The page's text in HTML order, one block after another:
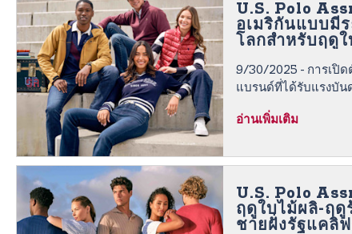
U.S. Polo
อเมริกันแบบมี
โลกสำหรับฤดู
9/30/2025 - การเปิ
แบรนด์ที่ได้รับแรงบัน
อ่านเพิ่มเติม
U.S. Polo
ฤดูใบไม้ผลิ-ฤดู
ชายฝั่งรัฐแคลิฟ